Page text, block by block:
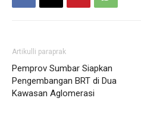
Artikulli paraprak
Pemprov Sumbar Siapkan
Pengembangan BRT di Dua
Kawasan Aglomerasi